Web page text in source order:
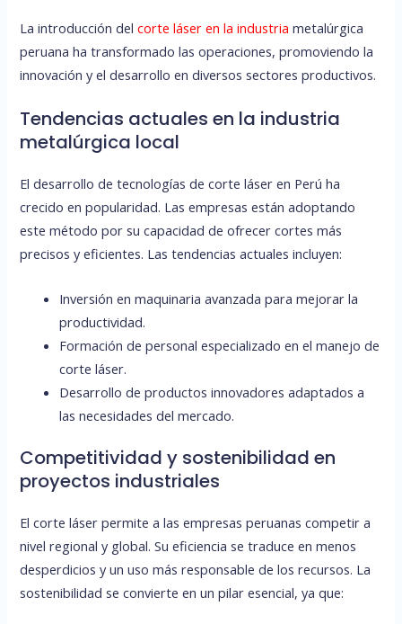
La introducción delcorte láser en la industria metalúrgica
peruana ha transformado las operaciones, promoviendo la
innovación y el desarrollo en diversos sectores productivos.
Tendencias actuales en la industria
metalúrgica local
El desarrollo de tecnologías de corte láser en Perú ha
crecido en popularidad. Las empresas están adoptando
este método por su capacidad de ofrecer cortes más
precisos y eficientes. Las tendencias actuales incluyen:
Inversión en maquinaria avanzada para mejorar la
productividad.
Formación de personal especializado en el manejo de
corte láser.
Desarrollo de productos innovadores adaptados a
las necesidades del mercado.
Competitividad y sostenibilidad en
proyectos industriales
El corte láser permite a las empresas peruanas competir a
nivel regional y global. Su eficiencia se traduce en menos
desperdicios y un uso más responsable de los recursos. La
sostenibilidad se convierte en un pilar esencial, ya que: